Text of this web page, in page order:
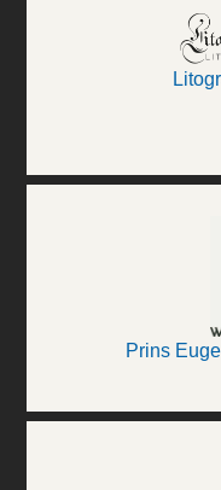
Prins